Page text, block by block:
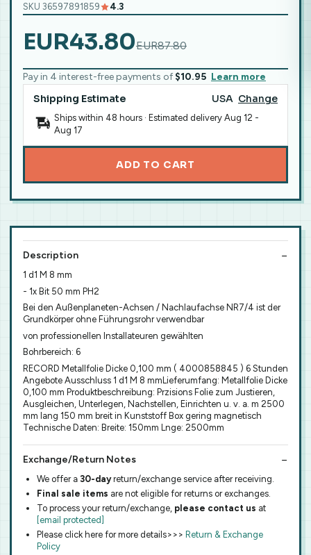
SKU 36597891859 4.3
EUR43.80EUR87.80
Pay in 4 interest-free payments of $10.95 Learn more
Shipping Estimate USA Change
Ships within 48 hours · Estimated delivery Aug 12 -
Aug 17
ADD TO CART
Description
1 d1 M 8 mm
- 1x Bit 50 mm PH2
Bei den Außenplaneten-Achsen / Nachlaufachse NR7/4 ist der
Grundkörper ohne Führungsrohr verwendbar
von professionellen Installateuren gewählten
Bohrbereich: 6
RECORD Metallfolie Dicke 0,100 mm ( 4000858845 ) 6 Stunden
Angebote Ausschluss 1 d1 M 8 mmLieferumfang: Metallfolie Dicke
0,100 mm Produktbeschreibung: Przisions Folie zum Justieren,
Ausgleichen, Unterlegen, Nachstellen, Einrichten u. v. a. m 2500
mm lang 150 mm breit in Kunststoff Box gering magnetisch
Technische Daten: Breite: 150mm Lnge: 2500mm
Exchange/Return Notes
We offer a 30-dayreturn/exchange service after receiving.
Final sale items are not eligible for returns or exchanges.
To process your return/exchange, please contact us at
[email protected]
Please click here for more details>>> Return & Exchange
Policy